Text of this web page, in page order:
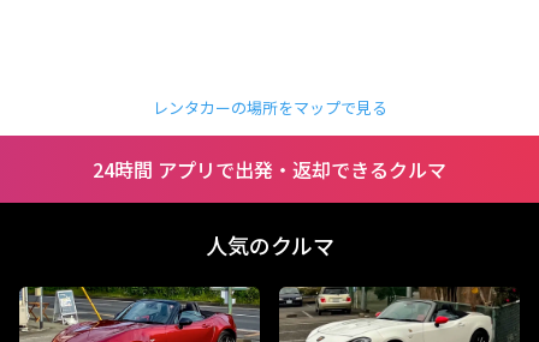
レンタカーの場所をマップで見る
24時間 アプリで出発・返却できるクルマ
人気のクルマ